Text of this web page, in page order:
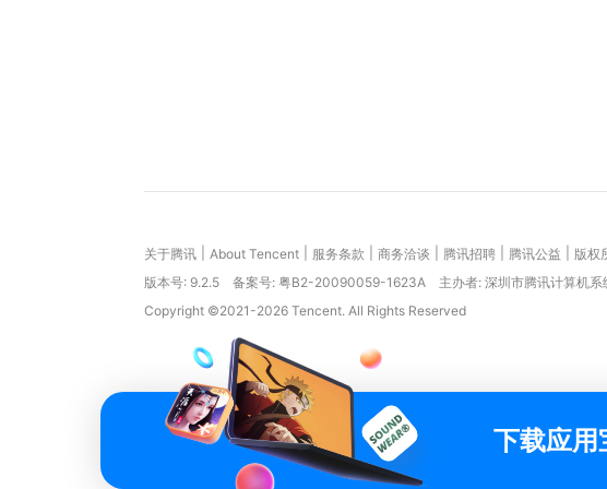
关于腾讯 About Tencent 服务条款 商务洽谈 腾讯招聘 腾讯公益 版权
版本号: 9.2.5 备案号: 粤B2-20090059-1623A
主办者: 深圳市腾讯计算机系
Copyright ©2021-2026 Tencent. All Rights Reserved
下载应